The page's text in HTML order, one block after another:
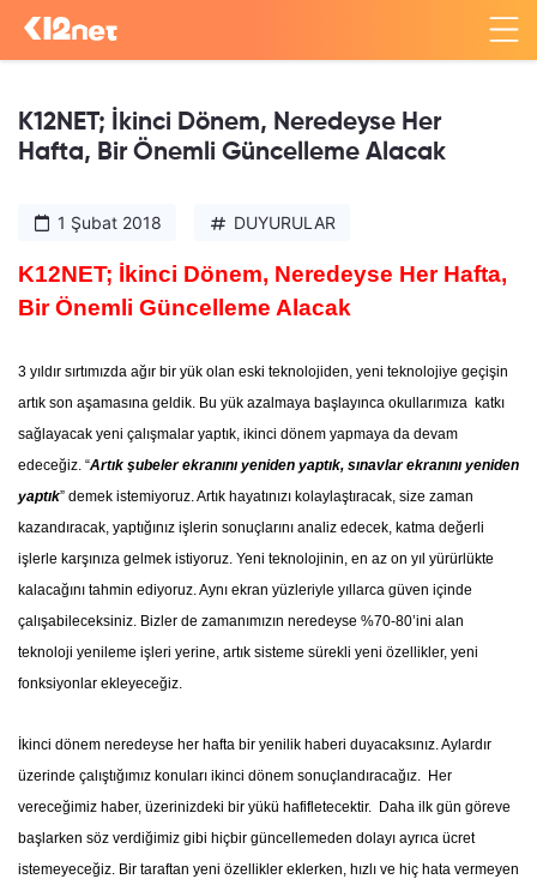
K12NET; İkinci Dönem, Neredeyse Her
Hafta, Bir Önemli Güncelleme Alacak
1 Şubat 2018 DUYURULAR
K12NET; İkinci Dönem, Neredeyse Her Hafta,
Bir Önemli Güncelleme Alacak
3 yıldır sırtımızda ağır bir yük olan eski teknolojiden, yeni teknolojiye geçişin
artık son aşamasına geldik. Bu yük azalmaya başlayınca okullarımıza katkı
sağlayacak yeni çalışmalar yaptık, ikinci dönem yapmaya da devam
edeceğiz. “Artık şubeler ekranını yeniden yaptık, sınavlar ekranını yeniden
yaptık” demek istemiyoruz. Artık hayatınızı kolaylaştıracak, size zaman
kazandıracak, yaptığınız işlerin sonuçlarını analiz edecek, katma değerli
işlerle karşınıza gelmek istiyoruz. Yeni teknolojinin, en az on yıl yürürlükte
kalacağını tahmin ediyoruz. Aynı ekran yüzleriyle yıllarca güven içinde
çalışabileceksiniz. Bizler de zamanımızın neredeyse %70-80’ini alan
teknoloji yenileme işleri yerine, artık sisteme sürekli yeni özellikler, yeni
fonksiyonlar ekleyeceğiz.
İkinci dönem neredeyse her hafta bir yenilik haberi duyacaksınız. Aylardır
üzerinde çalıştığımız konuları ikinci dönem sonuçlandıracağız. Her
vereceğimiz haber, üzerinizdeki bir yükü hafifletecektir. Daha ilk gün göreve
başlarken söz verdiğimiz gibi hiçbir güncellemeden dolayı ayrıca ücret
istemeyeceğiz. Bir taraftan yeni özellikler eklerken, hızlı ve hiç hata vermeyen